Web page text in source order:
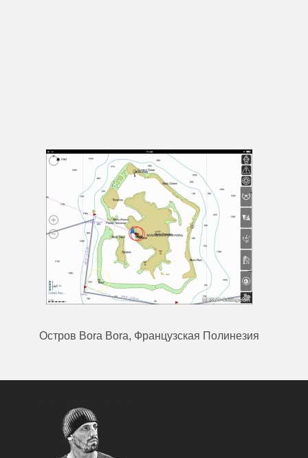
Остров Bora Bora, Французская Полинезия